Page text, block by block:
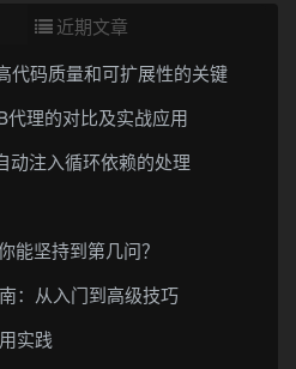
近期文章
代码质量和可扩展性的关键
理的对比及实战应用
动注入循环依赖的处理
能坚持到第几问？
：从入门到高级技巧
实践